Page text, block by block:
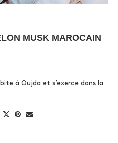
MUSK MAROCAIN
à Oujda et s’exerce dans la